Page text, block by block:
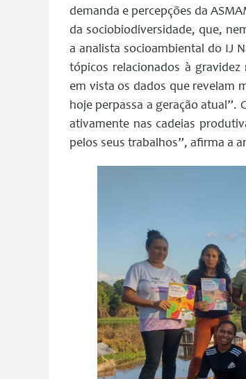
demanda e percepções da
da sociobiodiversidade, que,
a analista socioambiental do IJ
tópicos relacionados à
em vista os dados que revelam
hoje perpassa a geração atual”.
ativamente nas cadeias
pelos seus trabalhos”, afirma a